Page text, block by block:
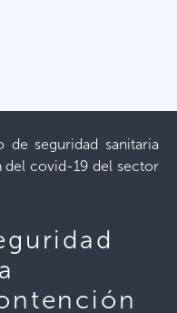
de seguridad sanitaria
del covid-19 del sector